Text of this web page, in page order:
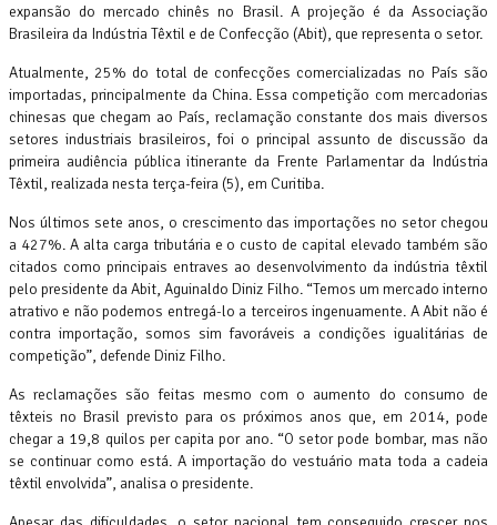
expansão do mercado chinês no Brasil. A projeção é da Associação
Brasileira da Indústria Têxtil e de Confecção (Abit), que representa o setor.
Atualmente, 25% do total de confecções comercializadas no País são
importadas, principalmente da China. Essa competição com mercadorias
chinesas que chegam ao País, reclamação constante dos mais diversos
setores industriais brasileiros, foi o principal assunto de discussão da
primeira audiência pública itinerante da Frente Parlamentar da Indústria
Têxtil, realizada nesta terça-feira (5), em Curitiba.
Nos últimos sete anos, o crescimento das importações no setor chegou
a 427%. A alta carga tributária e o custo de capital elevado também são
citados como principais entraves ao desenvolvimento da indústria têxtil
pelo presidente da Abit, Aguinaldo Diniz Filho. “Temos um mercado interno
atrativo e não podemos entregá-lo a terceiros ingenuamente. A Abit não é
contra importação, somos sim favoráveis a condições igualitárias de
competição”, defende Diniz Filho.
As reclamações são feitas mesmo com o aumento do consumo de
têxteis no Brasil previsto para os próximos anos que, em 2014, pode
chegar a 19,8 quilos per capita por ano. “O setor pode bombar, mas não
se continuar como está. A importação do vestuário mata toda a cadeia
têxtil envolvida”, analisa o presidente.